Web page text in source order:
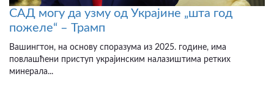
САД могу да узму од Украјине „шта год
пожеле“ – Трамп
Вашингтон, на основу споразума из 2025. године, има
повлашћени приступ украјинским налазиштима ретких
минерала...